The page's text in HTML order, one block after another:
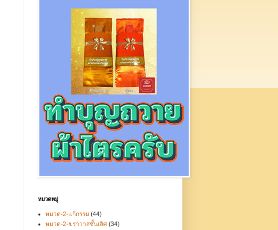
หมวดหมู่
หมวด-2-แก้กรรม (44)
หมวด-2-ฆราวาสชั้นเลิศ (34)